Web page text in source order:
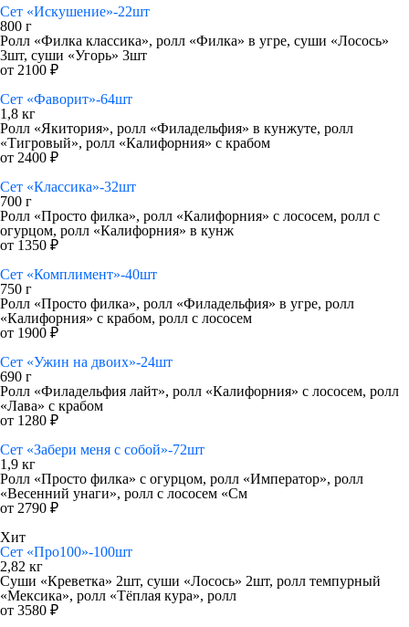
Сет «Искушение»-22шт
800 г
Ролл «Филка классика», ролл «Филка» в угре, суши «Лосось»
3шт, суши «Угорь» 3шт
от 2100 ₽
Сет «Фаворит»-64шт
1,8 кг
Ролл «Якитория», ролл «Филадельфия» в кунжуте, ролл
«Тигровый», ролл «Калифорния» с крабом
от 2400 ₽
Сет «Классика»-32шт
700 г
Ролл «Просто филка», ролл «Калифорния» с лососем, ролл с
огурцом, ролл «Калифорния» в кунж
от 1350 ₽
Сет «Комплимент»-40шт
750 г
Ролл «Просто филка», ролл «Филадельфия» в угре, ролл
«Калифорния» с крабом, ролл с лососем
от 1900 ₽
Сет «Ужин на двоих»-24шт
690 г
Ролл «Филадельфия лайт», ролл «Калифорния» с лососем, ролл
«Лава» с крабом
от 1280 ₽
Сет «Забери меня с собой»-72шт
1,9 кг
Ролл «Просто филка» с огурцом, ролл «Император», ролл
«Весенний унаги», ролл с лососем «См
от 2790 ₽
Хит
Сет «Про100»-100шт
2,82 кг
Суши «Креветка» 2шт, суши «Лосось» 2шт, ролл темпурный
«Мексика», ролл «Тёплая кура», ролл
от 3580 ₽